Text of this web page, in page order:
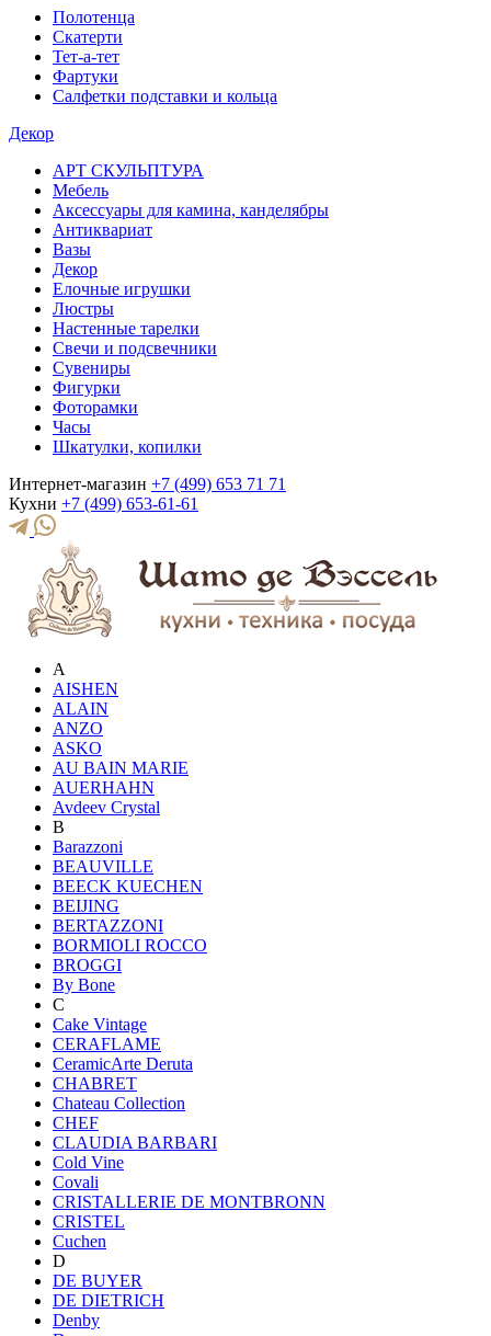
Полотенца
Скатерти
Тет-а-тет
Фартуки
Салфетки подставки и кольца
Декор
АРТ СКУЛЬПТУРА
Мебель
Аксессуары для камина, канделябры
Антиквариат
Вазы
Декор
Елочные игрушки
Люстры
Настенные тарелки
Свечи и подсвечники
Сувениры
Фигурки
Фоторамки
Часы
Шкатулки, копилки
Интернет-магазин +7 (499) 653 71 71
Кухни +7 (499) 653-61-61
A
AISHEN
ALAIN
ANZO
ASKO
AU BAIN MARIE
AUERHAHN
Avdeev Crystal
B
Barazzoni
BEAUVILLE
BEECK KUECHEN
BEIJING
BERTAZZONI
BORMIOLI ROCCO
BROGGI
By Bone
C
Cake Vintage
CERAFLAME
CeramicArte Deruta
CHABRET
Chateau Collection
CHEF
CLAUDIA BARBARI
Cold Vine
Covali
CRISTALLERIE DE MONTBRONN
CRISTEL
Cuchen
D
DE BUYER
DE DIETRICH
Denby